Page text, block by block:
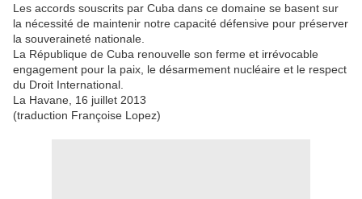
Les accords souscrits par Cuba dans ce domaine se basent sur
la nécessité de maintenir notre capacité défensive pour préserver
la souveraineté nationale.
La République de Cuba renouvelle son ferme et irrévocable
engagement pour la paix, le désarmement nucléaire et le respect
du Droit International.
La Havane, 16 juillet 2013
(traduction Françoise Lopez)